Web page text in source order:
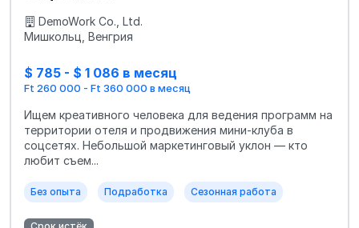
DemoWork Co., Ltd.
Мишкольц, Венгрия
$ 785 - $ 1 086 в месяц
Ft 260 000 - Ft 360 000 в месяц
Ищем креативного человека для ведения программ на
территории отеля и продвижения мини‑клуба в
соцсетях. Небольшой маркетинговый уклон — кто
любит съем...
Без опыта Подработка Сезонная работа